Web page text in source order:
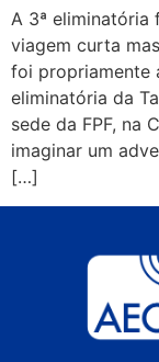
A 3ª eliminatória
viagem curta
foi propriamente
eliminatória da
sede da FPF, na
imaginar um
[…]